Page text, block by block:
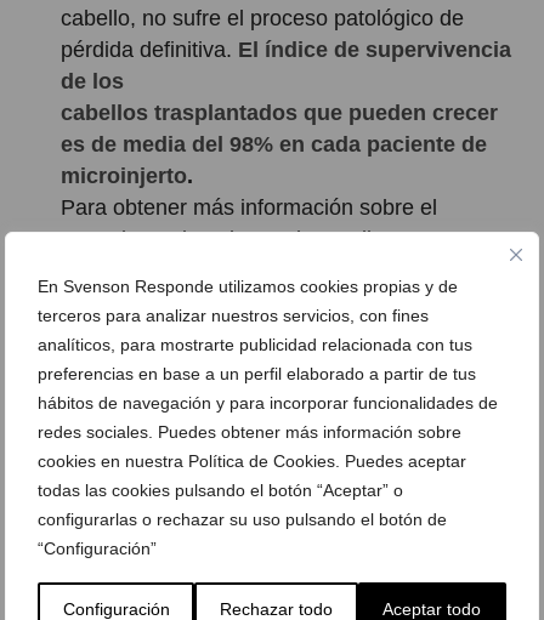
En Svenson Responde utilizamos cookies propias y de
terceros para analizar nuestros servicios, con fines
analíticos, para mostrarte publicidad relacionada con tus
preferencias en base a un perfil elaborado a partir de tus
hábitos de navegación y para incorporar funcionalidades de
redes sociales. Puedes obtener más información sobre
cookies en nuestra Política de Cookies. Puedes aceptar
todas las cookies pulsando el botón “Aceptar” o
configurarlas o rechazar su uso pulsando el botón de
“Configuración”
Configuración Rechazar todo Aceptar todo
cabello, no sufre el proceso patológico de
pérdida definitiva. El índice de supervivencia
de los
cabellos trasplantados que pueden crecer
es de media del 98% en cada paciente de
microinjerto.
Para obtener más información sobre el
transplante de pelo puede acudir a Svenson
, o a cualquier
Centro Svenson de
España
Click to rate this post!
[Total:0 Average: 0 ]
ETIQUETAS microinjerto
porcentaje de éxito
supervivencia injertos